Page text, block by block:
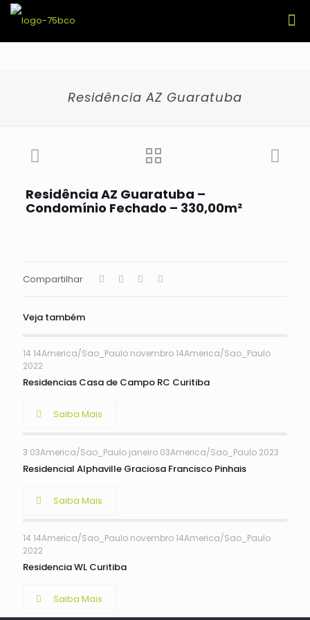
Residência AZ Guaratuba
Residência AZ Guaratuba –
Condomínio Fechado – 330,00m²
Compartilhar
Veja também
14 14America/Sao_Paulo novembro 14America/Sao_Paulo
2022
Residencias Casa de Campo RC Curitiba
Saiba Mais
3 03America/Sao_Paulo janeiro 03America/Sao_Paulo 2023
Residencial Alphaville Graciosa Francisco Pinhais
Saiba Mais
14 14America/Sao_Paulo novembro 14America/Sao_Paulo
2022
Residencia WL Curitiba
Saiba Mais